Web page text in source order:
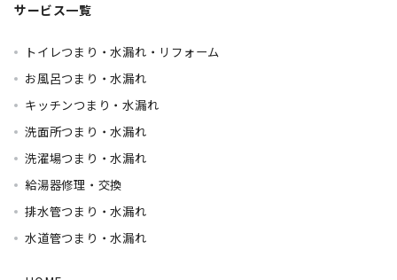
サービス一覧
トイレつまり・水漏れ・リフォーム
お風呂つまり・水漏れ
キッチンつまり・水漏れ
洗面所つまり・水漏れ
洗濯場つまり・水漏れ
給湯器修理・交換
排水管つまり・水漏れ
水道管つまり・水漏れ